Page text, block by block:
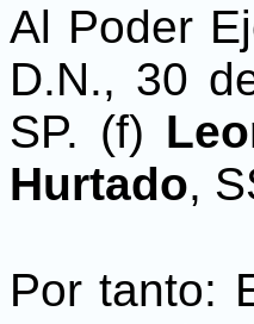
Al Poder
D.N., 30
SP. (f)
Hurtado,
Por tanto: